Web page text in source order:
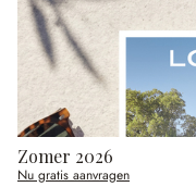
Zomer 2026
Nu gratis aanvragen